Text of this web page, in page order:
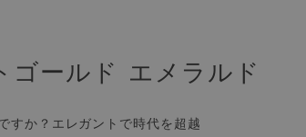
ールド エメラルド
すか？エレガントで時代を超越